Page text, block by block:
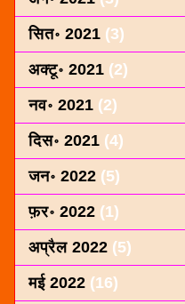
सित॰ 2021 (3)
अक्टू॰ 2021 (2)
नव॰ 2021 (2)
दिस॰ 2021 (4)
जन॰ 2022 (5)
फ़र॰ 2022 (1)
अप्रैल 2022 (5)
मई 2022 (16)